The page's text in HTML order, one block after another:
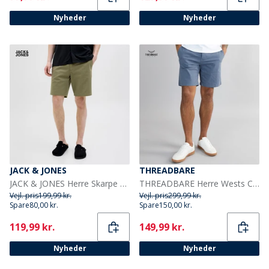
Nyheder Nyheder
JACK & JONES
JACK & JONES Herre Skarpe Chino Shorts Deep Lichen Green
Vejl. pris199,99 kr.
Spare80,00 kr.
Current
119,99 kr.
Nyheder
THREADBARE
THREADBARE Herre Wests Chino Shorts Misty Blue
Vejl. pris299,99 kr.
Spare150,00 kr.
Current
149,99 kr.
Nyheder